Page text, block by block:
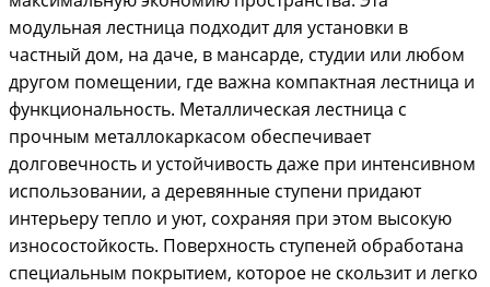
модульная лестница подходит для установки в
частный дом, на даче, в мансарде, студии или любом
другом помещении, где важна компактная лестница и
функциональность. Металлическая лестница с
прочным металлокаркасом обеспечивает
долговечность и устойчивость даже при интенсивном
использовании, а деревянные ступени придают
интерьеру тепло и уют, сохраняя при этом высокую
износостойкость. Поверхность ступеней обработана
специальным покрытием, которое не скользит и легко